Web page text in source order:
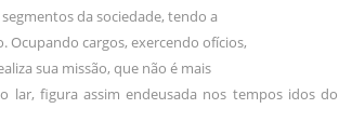
da sociedade, tendo a
cargos, exercendo ofícios,
sua missão, que não é mais
lar, figura assim endeusada nos tempos idos do